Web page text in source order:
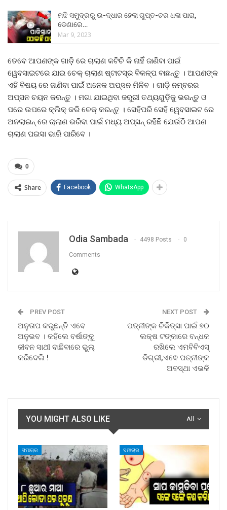
ମଝି ସମୁଦ୍ରରୁ ଉ-ଦ୍ଧାର ହେଲା ଗୁପ୍ତ-ଚର ଧଳା ପାରା,
ଡେଣାରେ…
Mar 9, 2023
ତେବେ ଆପଣଙ୍କ ଗାଡ଼ି ରେ ଚାଲାଣ କଟିଚି କି ନାହିଁ ଜାଣିବା ପାଇଁ
ୱେବସାଇଟରେ ଯାଇ ଚେକ୍‌ ଚାଲାଣ ଷ୍ଟାଟସ୍‌ର ବିକଳ୍ପ ବାଛନ୍ତୁ । ଆପଣଙ୍କ
ଏହି ବିଷୟ ରେ ଜାଣିବା ପାଇଁ ଅନେକ ଅପ୍‌ସନ ମିଳିବ । ଗାଡ଼ି ନମ୍ବରର
ଅପ୍‌ସନ ଚୟନ କରନ୍ତୁ । ମଗା ଯାଇଥିବା ଜରୁରୀ ତଥ୍ୟଗୁଡ଼ିକୁ ଭରନ୍ତୁ ଓ
ପରେ ଉପରେ କ୍ଲିକ୍‌ କରି ଚେକ୍ କରନ୍ତୁ । ସେହିପରି ସେହି ୱେବସାଇଟ ରେ
ଅନଲାଇନ୍ ରେ ଚାଲାଣ ଭରିବା ପାଇଁ ମଧ୍ୟ ଅପ୍ସନ୍ ରହିଛି ଯେଉଁଠି ଆପଣ
ଚାଲାଣ ପଇସା ଭାରି ପାରିବେ ।
0
Share Facebook WhatsApp
Odia Sambada 4498 Posts 0
Comments
PREV POST
ଅନୁତାପ କରୁଛନ୍ତି ଏବେ
ଅନୁଭବ । କହିଲେ ବର୍ଷାଙ୍କୁ
ଜୀବନ ସାଥୀ ବାଛିବାରେ ଭୁଲ୍
କରିଦେଲି !
NEXT POST
ପତ୍ନୀଙ୍କ ଚିକିତ୍ସା ପାଇଁ ୭୦
ଲକ୍ଷ ଟଙ୍କାରେ ବନ୍ଧକ
ରଖିଲେ ଏମବିବିଏସ୍
ଡିଗ୍ରୀ,ଏଵେ ପତ୍ନୀଙ୍କ
ଅବସ୍ଥା ଏଭଳି
All
YOU MIGHT ALSO LIKE
ସମାଚାର ସମାଚାର